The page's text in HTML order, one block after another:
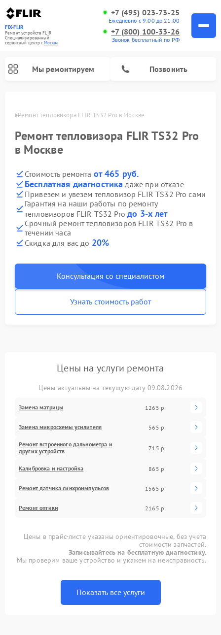
FIX-FLIR
Ремонт устройств FLIR
Специализированный
cервисный центр г.Москва
+7 (495) 023-73-25
Ежедневно с 9:00 до 21:00
+7 (800) 100-33-26
Звонок бесплатный по РФ
Мы ремонтируем Позвонить
Ремонт тепловизора FLIR TS32 Pro в Москве
Ремонт тепловизора FLIR TS32 Pro
в Москве
Стоимость ремонта от 465 руб.
Бесплатная диагностика даже при отказе
Привезем и увезем тепловизор FLIR TS32 Pro сами
Гарантия на наши работы по ремонту
тепловизоров FLIR TS32 Proдо 3-х лет
Срочный ремонт тепловизоров FLIR TS32 Pro в
течении часа
Скидка для вас до 20%
Консультация со специалистом
Узнать стоимость работ
Цены на услуги ремонта
Цены актуальны на текущую дату 09.08.2026
Замена матрицы 1265 р
Замена микросхемы усилителя 565 р
Ремонт встроенного дальнометра и
других устройств
715 р
Калибровка и настройка 865 р
Ремонт датчика синхроимпульсов 1565 р
Ремонт оптики 2165 р
Цены в прайс-листе указаны ориентировочные, без учета
стоимости запчастей.
Записывайтесь на бесплатную диагностику.
Мы проверим ваше устройство и укажем на неисправность.
Показать все услуги